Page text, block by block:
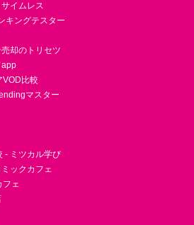
イムレス
キングテスター
却のトリセツ
app
VOD比較
マスター
- ミツカル学び
ックカフェ
フェ